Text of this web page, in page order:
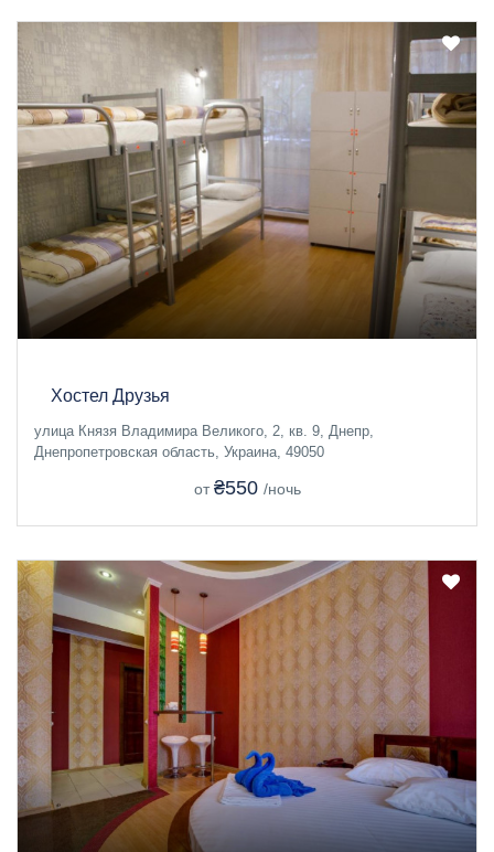
Хостел Друзья
улица Князя Владимира Великого, 2, кв. 9, Днепр,
Днепропетровская область, Украина, 49050
от ₴550 /ночь